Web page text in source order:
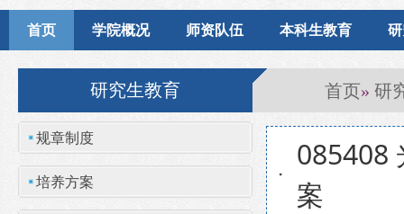
首页 学院概况 师资队伍 本科生教育
研究生教育 首页» 研
规章制度
培养方案
085408
案